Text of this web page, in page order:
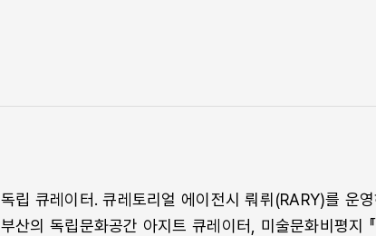
독립 큐레이터. 큐레토리얼 에이전시 뤄뤼(RARY)를 운
부산의 독립문화공간 아지트 큐레이터, 미술문화비평지